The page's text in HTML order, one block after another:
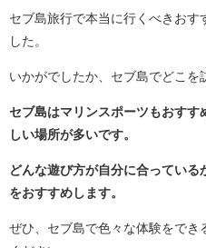
セブ島旅行で本当に行くべきおす
した。
いかがでしたか、セブ島でどこを
セブ島はマリンスポーツもおす
しい場所が多いです。
どんな遊び方が自分に合っている
をおすすめします。
ぜひ、セブ島で色々な体験をでき